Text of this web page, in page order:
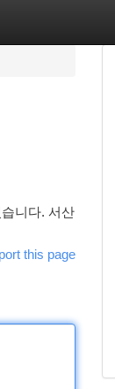
니다. 서산
this page